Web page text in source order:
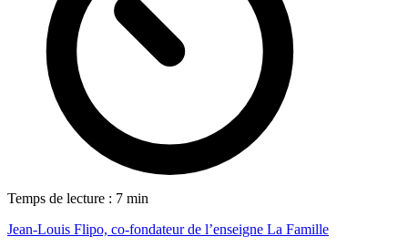
Temps de lecture : 7 min
Jean-Louis Flipo, co-fondateur de l’enseigne La Famille